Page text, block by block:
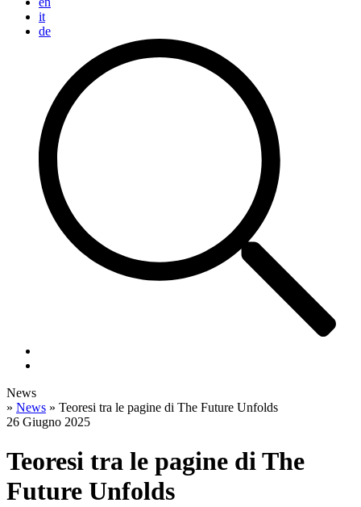
it
de
News
» News » Teoresi tra le pagine di The Future Unfolds
26 Giugno 2025
Teoresi tra le pagine di The
Future Unfolds